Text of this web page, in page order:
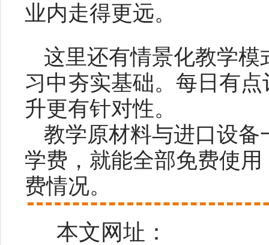
业内走得更远。
这里还有情景化教学
习中夯实基础。每日有
升更有针对性。
教学原材料与进口设
学费，就能全部免费使
费情况。
本文网址：